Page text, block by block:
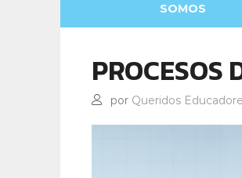
SOMOS
PROCESOS
por Queridos